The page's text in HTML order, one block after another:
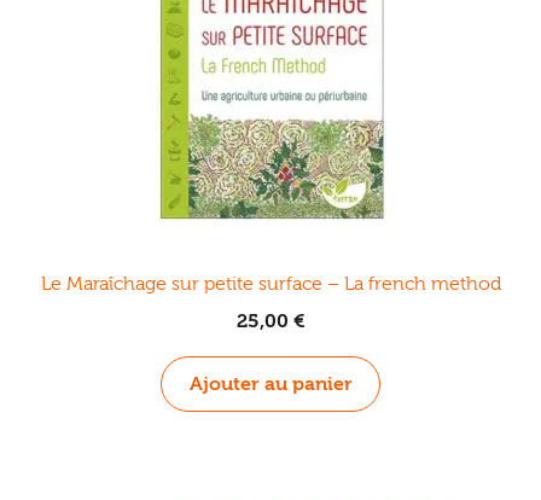
Le Maraîchage sur petite surface – La french method
25,00 €
Ajouter au panier